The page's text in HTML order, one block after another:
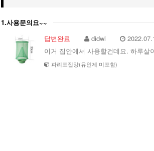
1.사용문의요~~
답변완료
didwl
이거 집안에서 사용할건데요. 하루
파리포집망(유인제 미포함)